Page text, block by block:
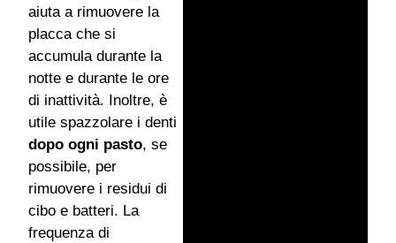
aiuta a rimuovere la
placca che si
accumula durante la
notte e durante le ore
di inattività. Inoltre, è
utile spazzolare i denti
dopo ogni pasto, se
possibile, per
rimuovere i residui di
cibo e batteri. La
frequenza di